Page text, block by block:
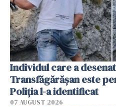
Individul care a
Transfăgărășan este
Poliția l-a identificat
07 AUGUST 2026